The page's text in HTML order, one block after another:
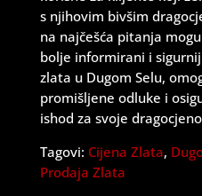
s njihovim bivšim
na najčešća pitanja
bolje informirani i
zlata u Dugom Selu,
promišljene odluke i
ishod za svoje
Tagovi: Cijena Zlata,
Prodaja Zlata